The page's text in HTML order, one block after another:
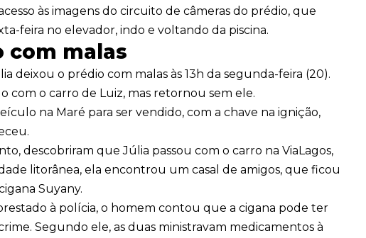
às imagens do circuito de câmeras do prédio, que
feira no elevador, indo e voltando da piscina.
com malas
deixou o prédio com malas às 13h da segunda-feira (20).
com o carro de Luiz, mas retornou sem ele.
na Maré para ser vendido, com a chave na ignição,
descobriram que Júlia passou com o carro na ViaLagos,
litorânea, ela encontrou um casal de amigos, que ficou
Suyany.
à polícia, o homem contou que a cigana pode ter
Segundo ele, as duas ministravam medicamentos à